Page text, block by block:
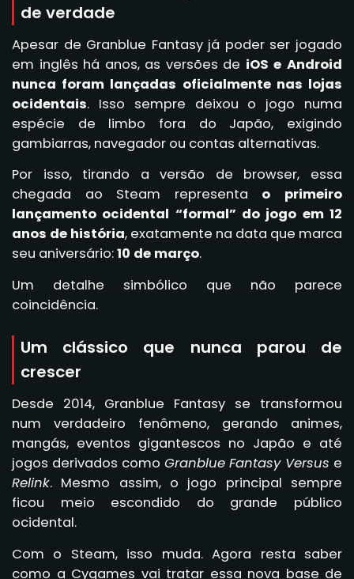
de verdade
Apesar de Granblue Fantasy já poder ser jogado
em inglês há anos, as versões de iOS e Android
nunca foram lançadas oficialmente nas lojas
ocidentais. Isso sempre deixou o jogo numa
espécie de limbo fora do Japão, exigindo
gambiarras, navegador ou contas alternativas.
Por isso, tirando a versão de browser, essa
chegada ao Steam representa o primeiro
lançamento ocidental “formal” do jogo em 12
anos de história, exatamente na data que marca
seu aniversário:10 de março.
Um detalhe simbólico que não parece
coincidência.
Um clássico que nunca parou de
crescer
Desde 2014, Granblue Fantasy se transformou
num verdadeiro fenômeno, gerando animes,
mangás, eventos gigantescos no Japão e até
jogos derivados como Granblue Fantasy Versus e
Relink. Mesmo assim, o jogo principal sempre
ficou meio escondido do grande público
ocidental.
Com o Steam, isso muda. Agora resta saber
como a Cygames vai tratar essa nova base de